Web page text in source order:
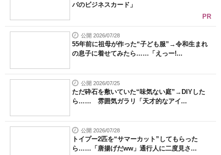
パのビジネスカード」
PR
公開 2026/07/28
55年前に祖母が作った“子ども服”→令和生まれ
の息子に着せてみたら……「えっー!...
公開 2026/07/25
ただ砕石を敷いていた“味気ない庭”→DIYした
ら…… 雰囲気ガラリ「天才的なアイ...
公開 2026/07/28
トイプー2匹を“サマーカット”してもらった
ら……「唐揚げだww」通行人に二度見さ...